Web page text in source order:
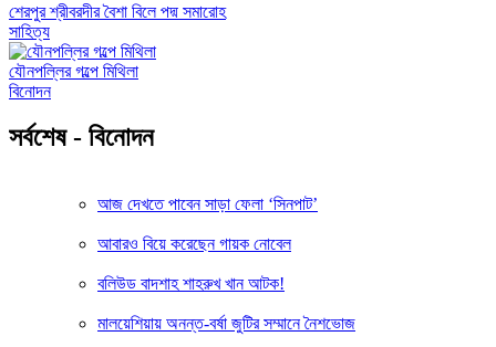
শেরপুর শ্রীবরদীর বৈশা বিলে পদ্ম সমারোহ
সাহিত্য
যৌনপল্লির গল্পে মিথিলা
বিনোদন
সর্বশেষ - বিনোদন
আজ দেখতে পাবেন সাড়া ফেলা ‘সিনপাট’
আবারও বিয়ে করেছেন গায়ক নোবেল
বলিউড বাদশাহ শাহরুখ খান আটক!
মালয়েশিয়ায় অনন্ত-বর্ষা জুটির সম্মানে নৈশভোজ